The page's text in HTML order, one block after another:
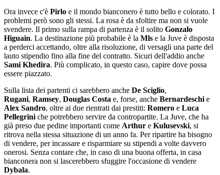
Ora invece c'è Pirlo e il mondo bianconero è tutto bello e colorato. I
problemi però sono gli stessi. La rosa è da sfoltire ma non si vuole
svendere. Il primo sulla rampa di partenza è il solito Gonzalo
Higuain. La destinazione più probabile è la Mls e la Juve è disposta
a perderci accettando, oltre alla risoluzione, di versagli una parte del
lauto stipendio fino alla fine del contratto. Sicuri dell'addio anche
Sami Khedira. Più complicato, in questo caso, capire dove possa
essere piazzato.
Sulla lista dei partenti ci sarebbero anche De Sciglio,
Rugani, Ramsey, Douglas Costa e, forse, anche Bernardeschi e
Alex Sandro, oltre ai due rientrati dai prestiti: Romero e Luca
Pellegrini che potrebbero servire da contropartite. La Juve, che ha
già preso due pedine importanti come Arthur e Kulusevski, si
ritrova nella stessa situazione di un anno fa. Per ripartire ha bisogno
di vendere, per incassare e risparmiare su stipendi a volte davvero
onerosi. Senza contare che, in caso di una buona offerta, in casa
bianconera non si lascerebbero sfuggire l'occasione di vendere
Dybala.